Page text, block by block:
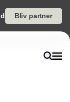
Bliv partner